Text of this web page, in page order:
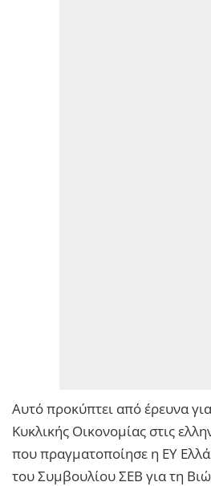
Αυτό προκύπτει από έρευνα
Κυκλικής Οικονομίας στις
που πραγματοποίησε η ΕΥ
του Συμβουλίου ΣΕΒ για τη